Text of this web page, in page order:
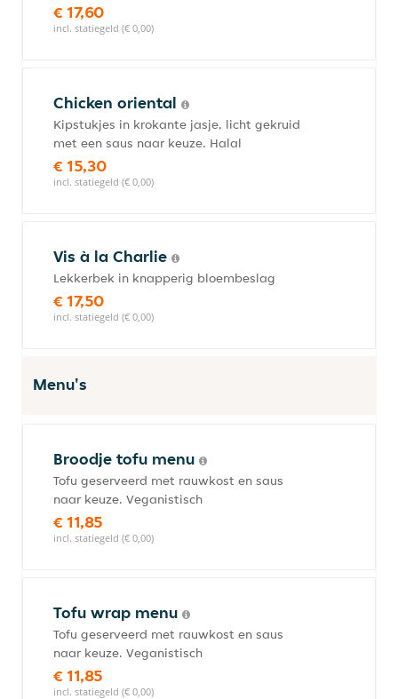
€ 17,60
incl. statiegeld (€ 0,00)
Chicken oriental
Kipstukjes in krokante jasje, licht gekruid
met een saus naar keuze. Halal
€ 15,30
incl. statiegeld (€ 0,00)
Vis à la Charlie
Lekkerbek in knapperig bloembeslag
€ 17,50
incl. statiegeld (€ 0,00)
Menu's
Broodje tofu menu
Tofu geserveerd met rauwkost en saus
naar keuze. Veganistisch
€ 11,85
incl. statiegeld (€ 0,00)
Tofu wrap menu
Tofu geserveerd met rauwkost en saus
naar keuze. Veganistisch
€ 11,85
incl. statiegeld (€ 0,00)